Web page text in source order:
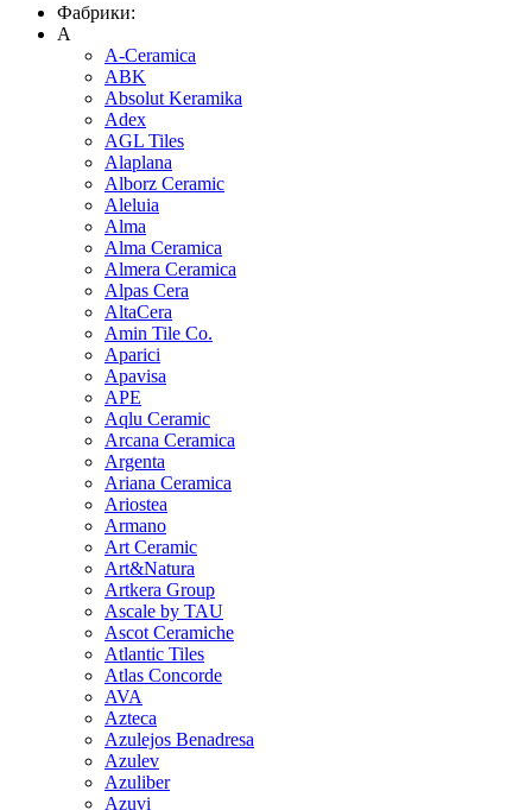
Фабрики:
A
A-Ceramica
ABK
Absolut Keramika
Adex
AGL Tiles
Alaplana
Alborz Ceramic
Aleluia
Alma
Alma Ceramica
Almera Ceramica
Alpas Cera
AltaCera
Amin Tile Co.
Aparici
Apavisa
APE
Aqlu Ceramic
Arcana Ceramica
Argenta
Ariana Ceramica
Ariostea
Armano
Art Ceramic
Art&Natura
Artkera Group
Ascale by TAU
Ascot Ceramiche
Atlantic Tiles
Atlas Concorde
AVA
Azteca
Azulejos Benadresa
Azulev
Azuliber
Azuvi